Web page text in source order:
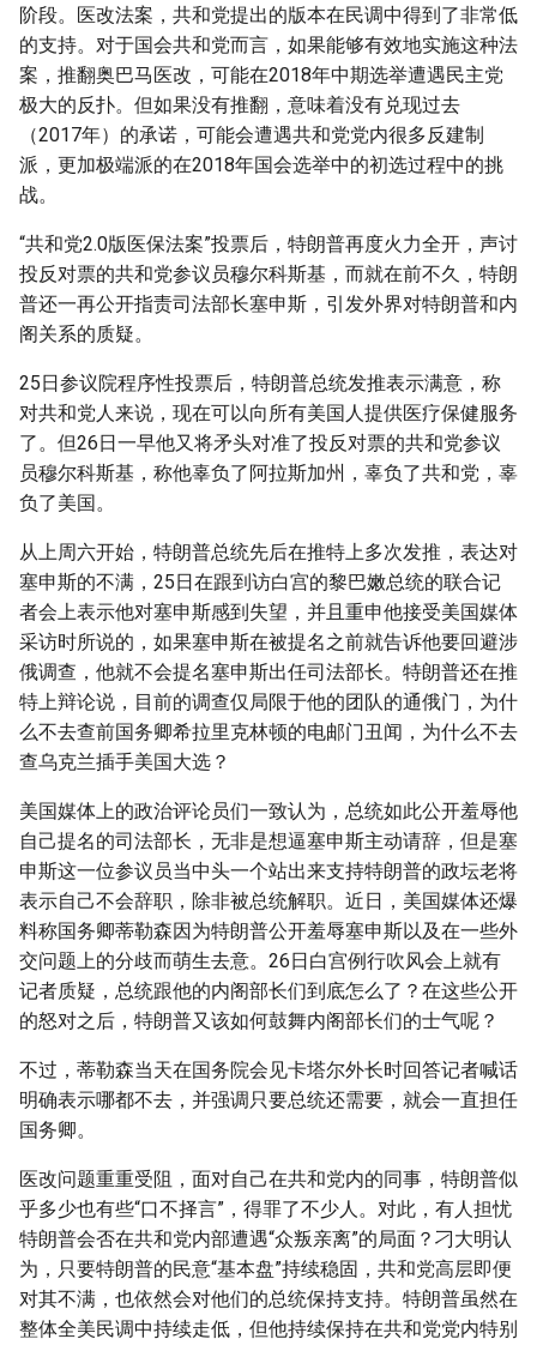
阶段。医改法案，共和党提出的版本在民调中得到了非常低
的支持。对于国会共和党而言，如果能够有效地实施这种法
案，推翻奥巴马医改，可能在2018年中期选举遭遇民主党
极大的反扑。但如果没有推翻，意味着没有兑现过去
（2017年）的承诺，可能会遭遇共和党党内很多反建制
派，更加极端派的在2018年国会选举中的初选过程中的挑
战。
“共和党2.0版医保法案”投票后，特朗普再度火力全开，声讨
投反对票的共和党参议员穆尔科斯基，而就在前不久，特朗
普还一再公开指责司法部长塞申斯，引发外界对特朗普和内
阁关系的质疑。
25日参议院程序性投票后，特朗普总统发推表示满意，称
对共和党人来说，现在可以向所有美国人提供医疗保健服务
了。但26日一早他又将矛头对准了投反对票的共和党参议
员穆尔科斯基，称他辜负了阿拉斯加州，辜负了共和党，辜
负了美国。
从上周六开始，特朗普总统先后在推特上多次发推，表达对
塞申斯的不满，25日在跟到访白宫的黎巴嫩总统的联合记
者会上表示他对塞申斯感到失望，并且重申他接受美国媒体
采访时所说的，如果塞申斯在被提名之前就告诉他要回避涉
俄调查，他就不会提名塞申斯出任司法部长。特朗普还在推
特上辩论说，目前的调查仅局限于他的团队的通俄门，为什
么不去查前国务卿希拉里克林顿的电邮门丑闻，为什么不去
查乌克兰插手美国大选？
美国媒体上的政治评论员们一致认为，总统如此公开羞辱他
自己提名的司法部长，无非是想逼塞申斯主动请辞，但是塞
申斯这一位参议员当中头一个站出来支持特朗普的政坛老将
表示自己不会辞职，除非被总统解职。近日，美国媒体还爆
料称国务卿蒂勒森因为特朗普公开羞辱塞申斯以及在一些外
交问题上的分歧而萌生去意。26日白宫例行吹风会上就有
记者质疑，总统跟他的内阁部长们到底怎么了？在这些公开
的怒对之后，特朗普又该如何鼓舞内阁部长们的士气呢？
不过，蒂勒森当天在国务院会见卡塔尔外长时回答记者喊话
明确表示哪都不去，并强调只要总统还需要，就会一直担任
国务卿。
医改问题重重受阻，面对自己在共和党内的同事，特朗普似
乎多少也有些“口不择言”，得罪了不少人。对此，有人担忧
特朗普会否在共和党内部遭遇“众叛亲离”的局面？刁大明认
为，只要特朗普的民意“基本盘”持续稳固，共和党高层即便
对其不满，也依然会对他们的总统保持支持。特朗普虽然在
整体全美民调中持续走低，但他持续保持在共和党党内特别